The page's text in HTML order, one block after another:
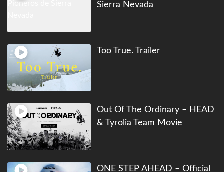
Sierra Nevada
Too True. Trailer
Out Of The Ordinary – HEAD
& Tyrolia Team Movie
ONE STEP AHEAD – Official